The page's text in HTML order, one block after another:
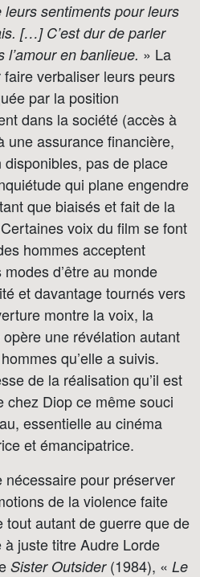
leurs sentiments pour leurs
[…] C’est dur de parler
l’amour en banlieue. » La
verbaliser leurs peurs
par la position
dans la société (accès à
une assurance financière,
pas de place
qui plane engendre
que biaisés et fait de la
voix du film se font
hommes acceptent
modes d’être au monde
et davantage tournés vers
montre la voix, la
une révélation autant
qu’elle a suivis.
de la réalisation qu’il est
chez Diop ce même souci
essentielle au cinéma
et émancipatrice.
pour préserver
de la violence faite
tout autant de guerre que de
juste titre Audre Lorde
Sister Outsider(1984), « Le